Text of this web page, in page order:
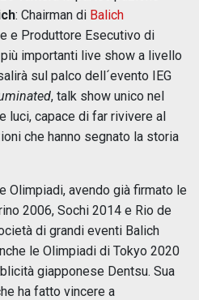
: Chairman di Balich
e Produttore Esecutivo di
importanti live show a livello
sul palco dell´evento IEG
, talk show unico nel
luci, capace di far rivivere al
che hanno segnato la storia
Olimpiadi, avendo già firmato le
2006, Sochi 2014 e Rio de
di grandi eventi Balich
le Olimpiadi di Tokyo 2020
giapponese Dentsu. Sua
ha fatto vincere a